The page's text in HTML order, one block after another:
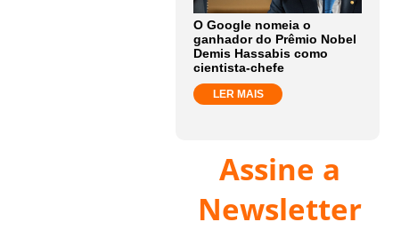
O Google nomeia o
ganhador do Prêmio Nobel
Demis Hassabis como
cientista-chefe
LER MAIS
Assine a
Newsletter